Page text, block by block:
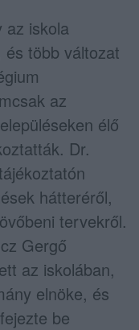
az iskola
több változat
az
élő
Dr.
hátteréről,
tervekről.
Gergő
az iskolában,
elnöke, és
be